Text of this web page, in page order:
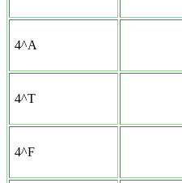
4^A
4^T
4^F